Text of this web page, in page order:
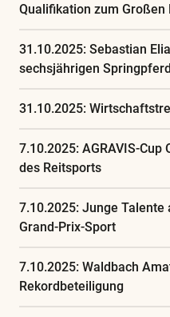
Qualifikation zum Großen
31.10.2025: Sebastian
sechsjährigen
31.10.2025:
7.10.2025: AGRAVIS-
des Reitsports
7.10.2025: Junge
Grand-Prix-Sport
7.10.2025: Waldbach
Rekordbeteiligung